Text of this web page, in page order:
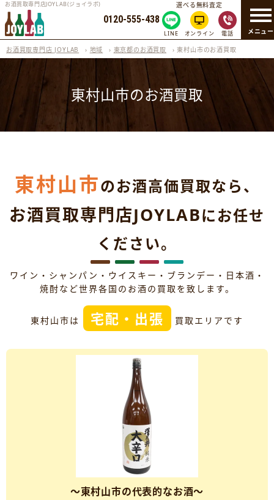
メニュー
お酒買取専門店JOYLAB(ジョイラボ)
0120-555-438
選べる無料査定
LINE オンライン 電話
お酒買取専門店 JOYLAB › 地域 › 東京都のお酒買取 ›東村山市のお酒買取
東村山市のお酒買取
東村山市のお酒高価買取なら、
お酒買取専門店JOYLABにお任せ
ください。
ワイン・シャンパン・ウイスキー・ブランデー・日本酒・
焼酎など世界各国のお酒の買取を致します。
東村山市は 宅配・出張 買取エリアです
～東村山市の代表的なお酒～